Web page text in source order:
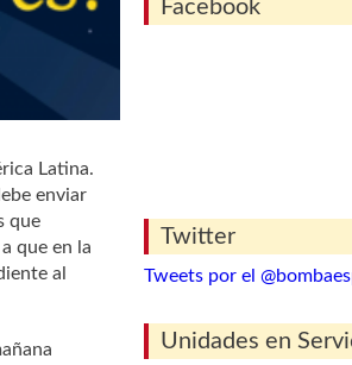
Latina.
enviar
que
que en la
al
Facebook
Twitter
Tweets por el
Unidades en